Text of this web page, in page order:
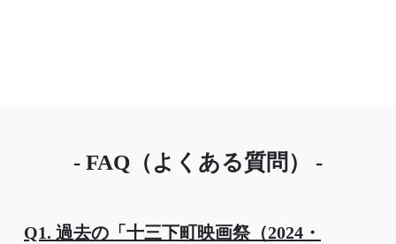
- FAQ（よくある質問） -
Q1. 過去の「十三下町映画祭（2024・